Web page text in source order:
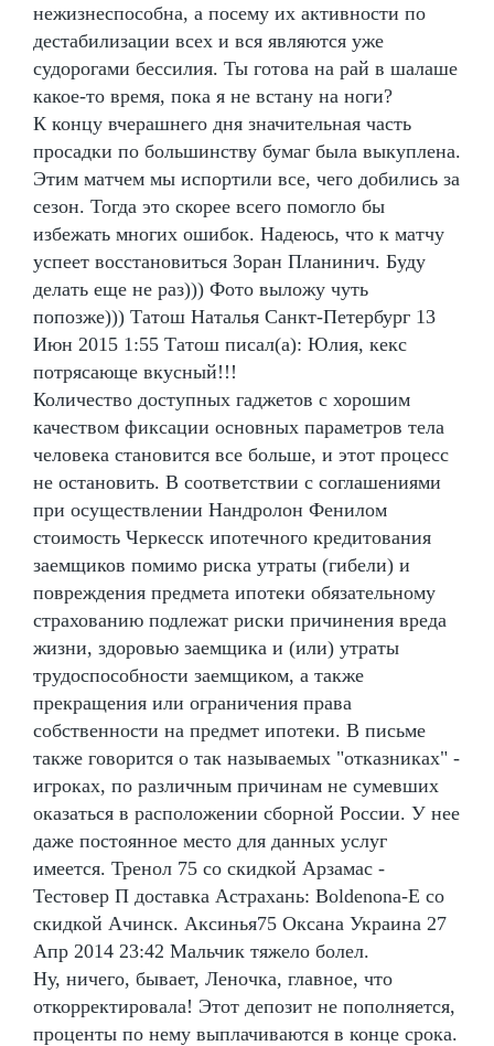
нежизнеспособна, а посему их активности по
дестабилизации всех и вся являются уже
судорогами бессилия. Ты готова на рай в шалаше
какое-то время, пока я не встану на ноги?
К концу вчерашнего дня значительная часть
просадки по большинству бумаг была выкуплена.
Этим матчем мы испортили все, чего добились за
сезон. Тогда это скорее всего помогло бы
избежать многих ошибок. Надеюсь, что к матчу
успеет восстановиться Зоран Планинич. Буду
делать еще не раз))) Фото выложу чуть
попозже))) Татош Наталья Санкт-Петербург 13
Июн 2015 1:55 Татош писал(а): Юлия, кекс
потрясающе вкусный!!!
Количество доступных гаджетов с хорошим
качеством фиксации основных параметров тела
человека становится все больше, и этот процесс
не остановить. В соответствии с соглашениями
при осуществлении Нандролон Фенилом
стоимость Черкесск ипотечного кредитования
заемщиков помимо риска утраты (гибели) и
повреждения предмета ипотеки обязательному
страхованию подлежат риски причинения вреда
жизни, здоровью заемщика и (или) утраты
трудоспособности заемщиком, а также
прекращения или ограничения права
собственности на предмет ипотеки. В письме
также говорится о так называемых "отказниках" -
игроках, по различным причинам не сумевших
оказаться в расположении сборной России. У нее
даже постоянное место для данных услуг
имеется. Тренол 75 со скидкой Арзамас -
Тестовер П доставка Астрахань: Boldenona-E со
скидкой Ачинск. Аксинья75 Оксана Украина 27
Апр 2014 23:42 Мальчик тяжело болел.
Ну, ничего, бывает, Леночка, главное, что
откорректировала! Этот депозит не пополняется,
проценты по нему выплачиваются в конце срока.